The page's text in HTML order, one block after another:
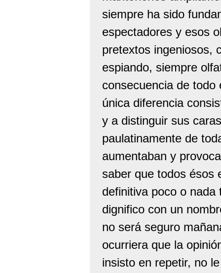
siempre ha sido
espectadores y esos
pretextos ingeniosos,
espiando, siempre
consecuencia de
única diferencia
y a distinguir sus
paulatinamente de
aumentaban y
saber que todos ésos
definitiva poco o
dignifico con un
no será seguro
ocurriera que la
insisto en repetir, no